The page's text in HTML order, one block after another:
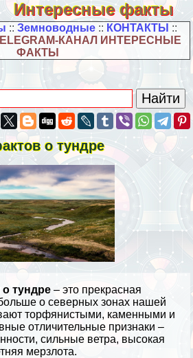
Интересные факты
:: Земноводные:: КОНТАКТЫ ::
КАНАЛ ИНТЕРЕСНЫЕ
ФАКТЫ
о тундре
тундре – это прекрасная
о северных зонах нашей
торфянистыми, каменными и
отличительные признаки –
сильные ветра, высокая
мерзлота.